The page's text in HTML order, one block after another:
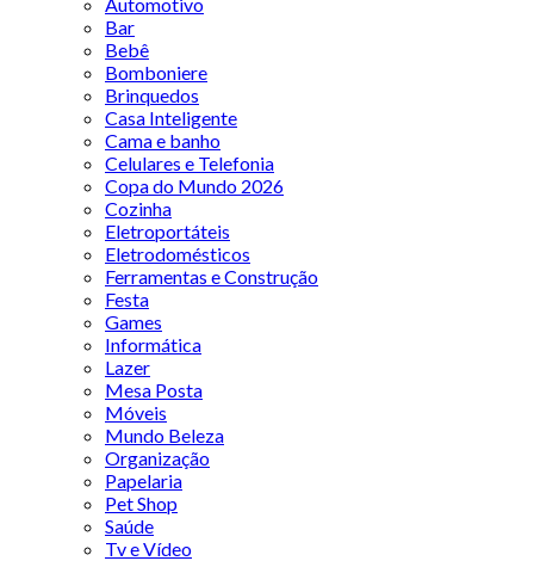
Bar
Bebê
Bomboniere
Brinquedos
Casa Inteligente
Cama e banho
Celulares e Telefonia
Copa do Mundo 2026
Cozinha
Eletroportáteis
Eletrodomésticos
Ferramentas e Construção
Festa
Games
Informática
Lazer
Mesa Posta
Móveis
Mundo Beleza
Organização
Papelaria
Pet Shop
Saúde
Tv e Vídeo